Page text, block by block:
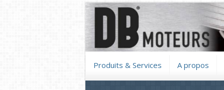
Produits & Services A propos